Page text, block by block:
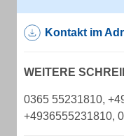
Kontakt im
WEITERE
0365 55231810,
+4936555231810,